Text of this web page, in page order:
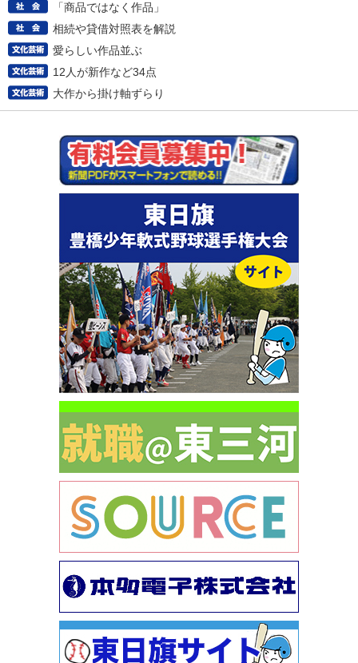
「商品ではなく作品」
相続や貸借対照表を解説
愛らしい作品並ぶ
12人が新作など34点
大作から掛け軸ずらり